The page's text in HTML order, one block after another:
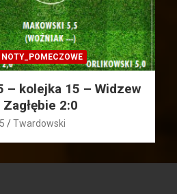
NOTY_POMECZOWE
– kolejka 15 – Widzew
2:0
Twardowski